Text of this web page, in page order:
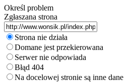
Określ problem
Zgłaszana strona
Strona nie działa
Domane jest przekierowana
Serwer nie odpowiada
Błąd 404
Na docelowej stronie są inne dane